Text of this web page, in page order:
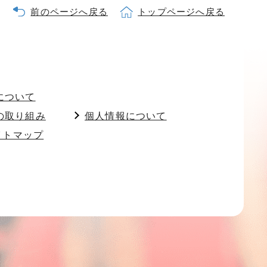
前のページへ戻る トップページへ戻る
ついて
取り組み
個人情報について
トマップ